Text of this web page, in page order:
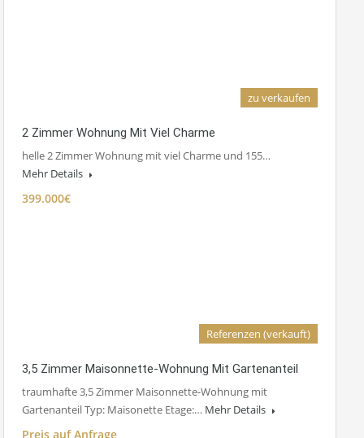
zu verkaufen
2 Zimmer Wohnung Mit Viel Charme
helle 2 Zimmer Wohnung mit viel Charme und 155…
Mehr Details
399.000€
Referenzen (verkauft)
3,5 Zimmer Maisonnette-Wohnung Mit Gartenanteil
traumhafte 3,5 Zimmer Maisonnette-Wohnung mit
Gartenanteil Typ: Maisonette Etage:… Mehr Details
Preis auf Anfrage